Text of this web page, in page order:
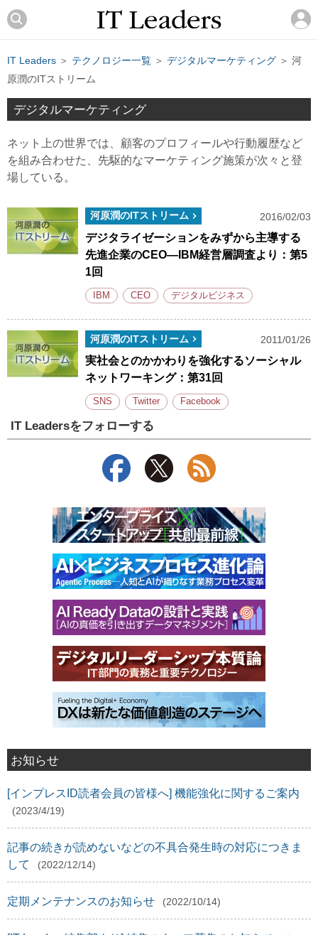
IT Leaders ＞ テクノロジー一覧 ＞ デジタルマーケティング ＞ 河
原潤のITストリーム
デジタルマーケティング
ネット上の世界では、顧客のプロフィールや行動履歴など
を組み合わせた、先駆的なマーケティング施策が次々と登
場している。
河原潤のITストリーム 2016/02/03
デジタライゼーションをみずから主導する
先進企業のCEO―IBM経営層調査より：第5
1回
IBM CEO デジタルビジネス
河原潤のITストリーム 2011/01/26
実社会とのかかわりを強化するソーシャル
ネットワーキング：第31回
SNS Twitter Facebook
IT Leadersをフォローする
お知らせ
[インプレスID読者会員の皆様へ] 機能強化に関するご案内
(2023/4/19)
記事の続きが読めないなどの不具合発生時の対応につきま
して
(2022/12/14)
定期メンテナンスのお知らせ (2022/10/14)